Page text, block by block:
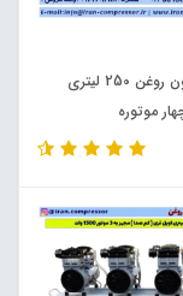
کمپرسور بدون روغن 250 لیتری